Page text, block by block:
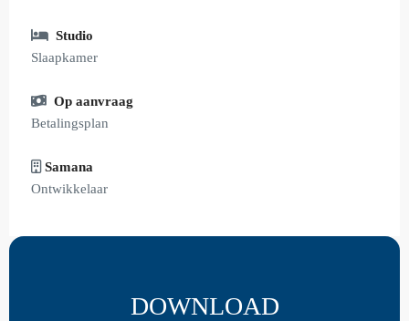
Studio
Slaapkamer
Op aanvraag
Betalingsplan
Samana
Ontwikkelaar
DOWNLOAD